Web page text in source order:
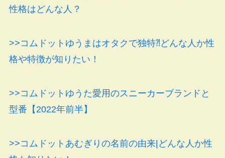
性格はどんな人？
>>コムドットゆうまはオタクで独特⁈どんな人か性
格や特徴が知りたい！
>>コムドットゆうた愛用のスニーカーブランドと
型番【2022年前半】
>>コムドットあむぎりの名前の由来|どんな人か性